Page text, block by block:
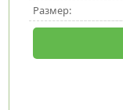
Размер: